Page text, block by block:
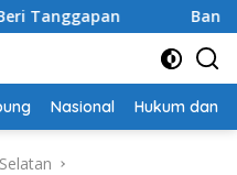
Bantah Isu Pakai
Nasional Hukum dan